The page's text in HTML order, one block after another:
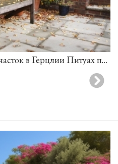
Продается земельный участок в Герцлии Питуах под строительство частного дома в отличном месте